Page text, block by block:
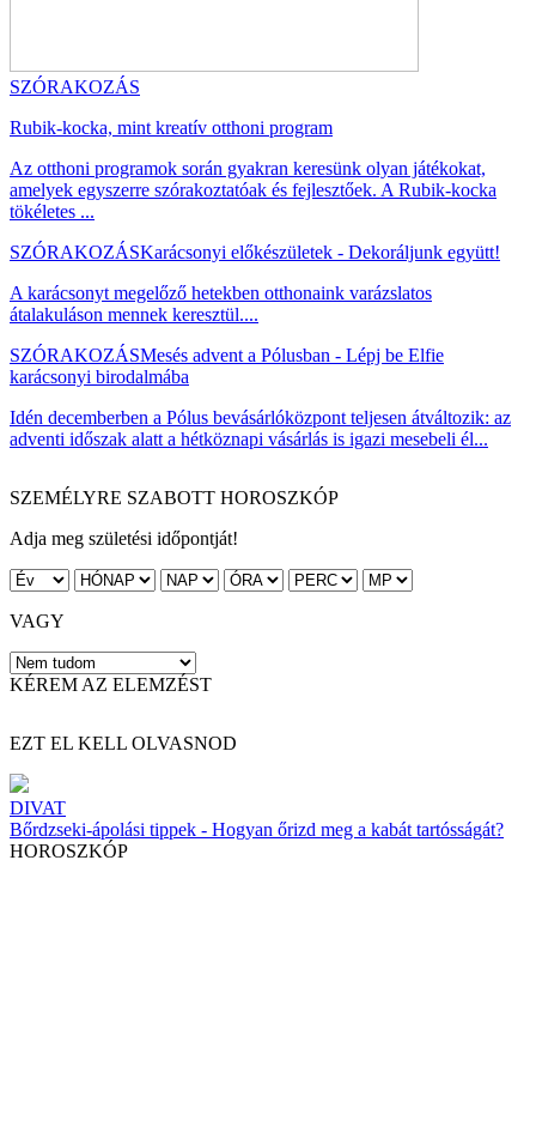
SZÓRAKOZÁS
Rubik-kocka, mint kreatív otthoni program
Az otthoni programok során gyakran keresünk olyan játékokat,
amelyek egyszerre szórakoztatóak és fejlesztőek. A Rubik-kocka
tökéletes ...
SZÓRAKOZÁSKarácsonyi előkészületek - Dekoráljunk együtt!
A karácsonyt megelőző hetekben otthonaink varázslatos
átalakuláson mennek keresztül....
SZÓRAKOZÁSMesés advent a Pólusban - Lépj be Elfie
karácsonyi birodalmába
Idén decemberben a Pólus bevásárlóközpont teljesen átváltozik: az
adventi időszak alatt a hétköznapi vásárlás is igazi mesebeli él...
SZEMÉLYRE SZABOTT HOROSZKÓP
Adja meg születési időpontját!
VAGY
KÉREM AZ ELEMZÉST
EZT EL KELL OLVASNOD
DIVAT
Bőrdzseki-ápolási tippek - Hogyan őrizd meg a kabát tartósságát?
HOROSZKÓP